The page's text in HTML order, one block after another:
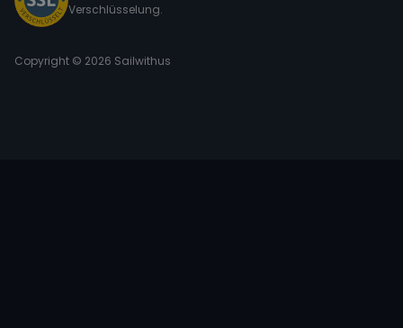
Verschlüsselung.
Copyright © 2026 Sailwithus